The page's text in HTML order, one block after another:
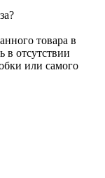
товара в
в отсутствии
или самого